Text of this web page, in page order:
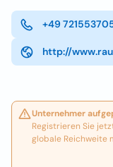
+49
http://
Unternehmer
Registrieren Sie
globale Reichweite